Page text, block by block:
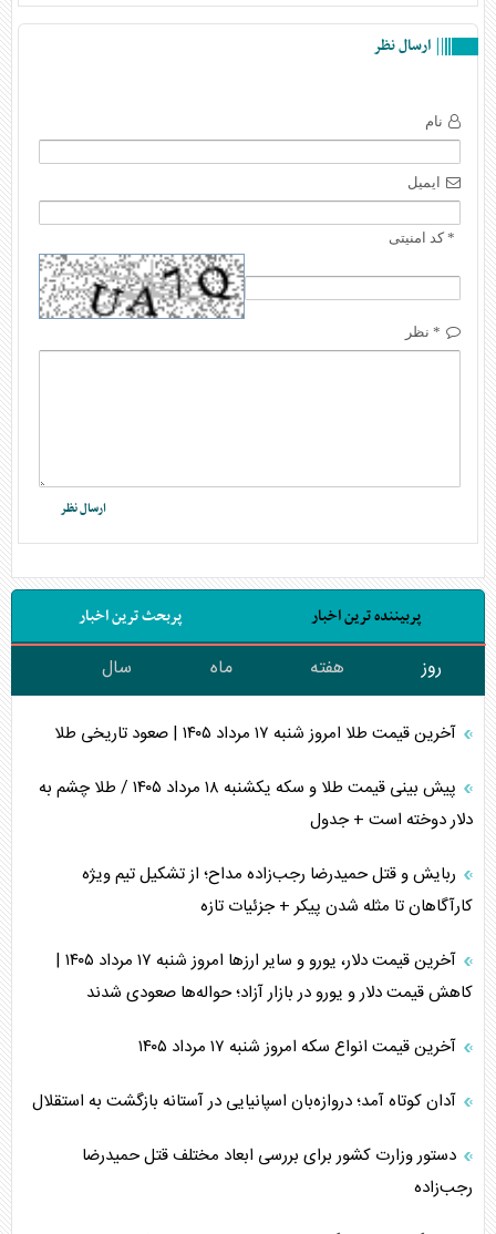
ارسال نظر
نام
ایمیل
* کد امنیتی
* نظر
پربیننده ترین اخبار پربحث ترین اخبار
روز هفته ماه سال
آخرین قیمت طلا امروز شنبه ۱۷ مرداد ۱۴۰۵ | صعود تاریخی طلا
پیش بینی قیمت طلا و سکه یکشنبه ۱۸ مرداد ۱۴۰۵ / طلا چشم به
دلار دوخته است + جدول
ربایش و قتل حمیدرضا رجب‌زاده مداح؛ از تشکیل تیم ویژه
کارآگاهان تا مثله شدن پیکر + جزئیات تازه
آخرین قیمت دلار، یورو و سایر ارز‌ها امروز شنبه ۱۷ مرداد ۱۴۰۵ |
کاهش قیمت دلار و یورو در بازار آزاد؛ حواله‌ها صعودی شدند
آخرین قیمت انواع سکه امروز شنبه ۱۷ مرداد ۱۴۰۵
آدان کوتاه آمد؛ دروازه‌بان اسپانیایی در آستانه بازگشت به استقلال
دستور وزارت کشور برای بررسی ابعاد مختلف قتل حمیدرضا
رجب‌زاده